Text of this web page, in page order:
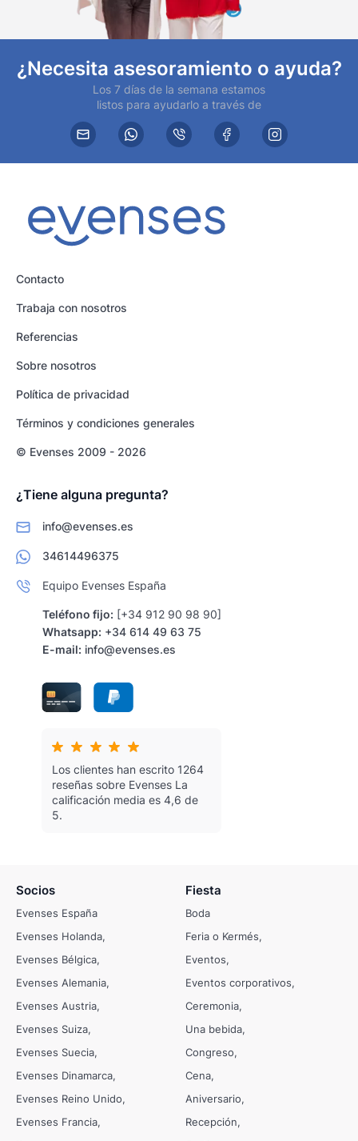
¿Necesita asesoramiento o ayuda?
Los 7 días de la semana estamos
listos para ayudarlo a través de
Contacto
Trabaja con nosotros
Referencias
Sobre nosotros
Política de privacidad
Términos y condiciones generales
© Evenses 2009 - 2026
¿Tiene alguna pregunta?
info@evenses.es
34614496375
Equipo Evenses España
Teléfono fijo: [+34 912 90 98 90]
Whatsapp: +34 614 49 63 75
E-mail: info@evenses.es
Los clientes han escrito 1264
reseñas sobre Evenses La
calificación media es 4,6 de
5.
Socios
Evenses España
Evenses Holanda
Evenses Bélgica
Evenses Alemania
Evenses Austria
Evenses Suiza
Evenses Suecia
Evenses Dinamarca
Evenses Reino Unido
Evenses Francia
Fiesta
Boda
Feria o Kermés
Eventos
Eventos corporativos
Ceremonia
Una bebida
Congreso
Cena
Aniversario
Recepción